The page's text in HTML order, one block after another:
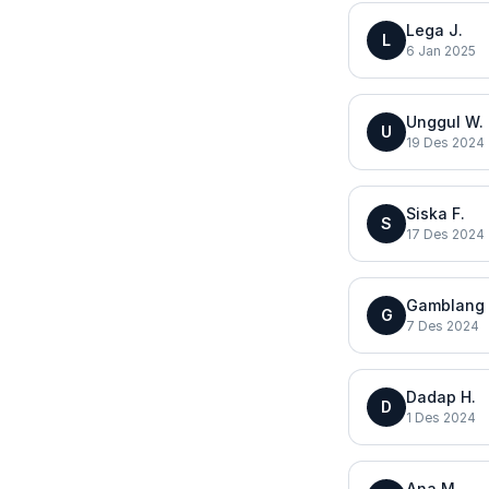
L
Lega J.
6 Jan 2025
U
Unggul W.
19 Des 2024
S
Siska F.
17 Des 2024
G
Gamblang
7 Des 2024
D
Dadap H.
1 Des 2024